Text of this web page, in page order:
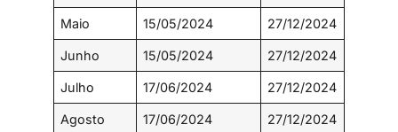
Maio 15/05/2024 27/12/2024
Junho 15/05/2024 27/12/2024
Julho 17/06/2024 27/12/2024
Agosto 17/06/2024 27/12/2024